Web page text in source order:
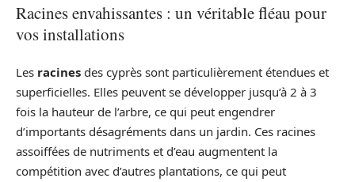
Racines envahissantes : un véritable fléau pour
vos installations
Les racines des cyprès sont particulièrement étendues et
superficielles. Elles peuvent se développer jusqu’à 2 à 3
fois la hauteur de l’arbre, ce qui peut engendrer
d’importants désagréments dans un jardin. Ces racines
assoiffées de nutriments et d’eau augmentent la
compétition avec d’autres plantations, ce qui peut